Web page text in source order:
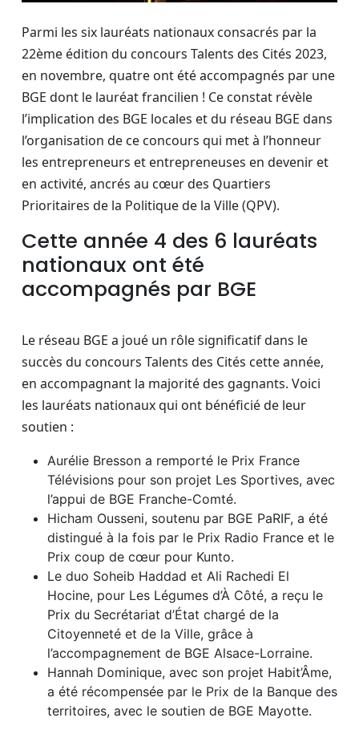
Parmi les six lauréats nationaux consacrés par la
22ème édition du concours Talents des Cités 2023,
en novembre, quatre ont été accompagnés par une
BGE dont le lauréat francilien ! Ce constat révèle
l’implication des BGE locales et du réseau BGE dans
l’organisation de ce concours qui met à l’honneur
les entrepreneurs et entrepreneuses en devenir et
en activité, ancrés au cœur des Quartiers
Prioritaires de la Politique de la Ville (QPV).
Cette année 4 des 6 lauréats
nationaux ont été
accompagnés par BGE
Le réseau BGE a joué un rôle significatif dans le
succès du concours Talents des Cités cette année,
en accompagnant la majorité des gagnants. Voici
les lauréats nationaux qui ont bénéficié de leur
soutien :
Aurélie Bresson a remporté le Prix France
Télévisions pour son projet Les Sportives, avec
l’appui de BGE Franche-Comté.
Hicham Ousseni, soutenu par BGE PaRIF, a été
distingué à la fois par le Prix Radio France et le
Prix coup de cœur pour Kunto.
Le duo Soheib Haddad et Ali Rachedi El
Hocine, pour Les Légumes d’À Côté, a reçu le
Prix du Secrétariat d’État chargé de la
Citoyenneté et de la Ville, grâce à
l’accompagnement de BGE Alsace-Lorraine.
Hannah Dominique, avec son projet Habit’Âme,
a été récompensée par le Prix de la Banque des
territoires, avec le soutien de BGE Mayotte.